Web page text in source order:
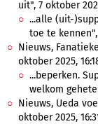
uit", 7 oktober
...alle (uit-
toe te
Nieuws,
oktober 2025,
...beperken.
welkom
Nieuws, Ueda
oktober 2025,